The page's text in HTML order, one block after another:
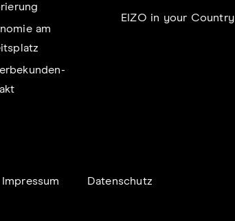
am
EIZO in your Country
Impressum Datenschutz